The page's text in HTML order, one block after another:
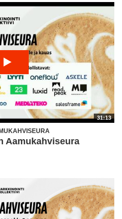
31:13
Aamukahviseura